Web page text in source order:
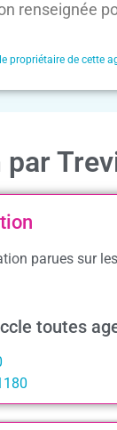
renseignée
propriétaire de cette
parues sur
toutes